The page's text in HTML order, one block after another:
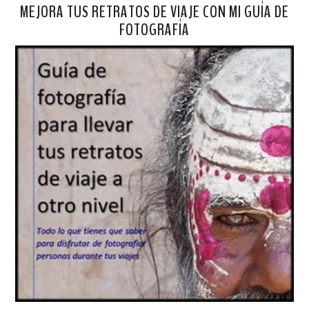
MEJORA TUS RETRATOS DE VIAJE CON MI GUÍA DE
FOTOGRAFÍA